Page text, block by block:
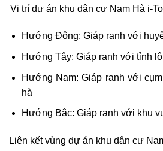
Vị trí dự án khu dân cư Nam Hà i-
Hướng Đông: Giáp ranh với
Hướng Tây: Giáp ranh với tỉnh
Hướng Nam: Giáp ranh với
hà
Hướng Bắc: Giáp ranh với khu
Liên kết vùng dự án khu dân cư